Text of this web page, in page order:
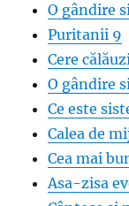
O gândire
Puritanii 9
Cere
O gândire
Ce este
Calea de
Cea mai
Asa-zisa